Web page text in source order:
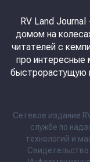
RV Land Journal
домом на
читателей с
про интересные
быстрорастущую
Сетевое издание
службе по
технологий и